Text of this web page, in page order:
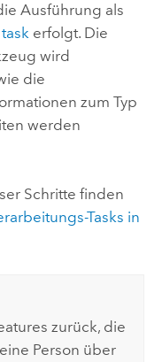
Ausführung als
erfolgt. Die
wird
die
zum Typ
werden
Schritte finden
Tasks in
zurück, die
Person über